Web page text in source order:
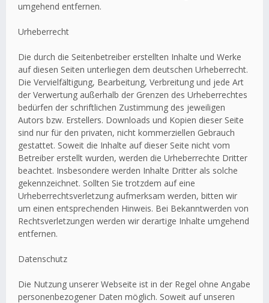
umgehend entfernen.
Urheberrecht
Die durch die Seitenbetreiber erstellten Inhalte und Werke
auf diesen Seiten unterliegen dem deutschen Urheberrecht.
Die Vervielfältigung, Bearbeitung, Verbreitung und jede Art
der Verwertung außerhalb der Grenzen des Urheberrechtes
bedürfen der schriftlichen Zustimmung des jeweiligen
Autors bzw. Erstellers. Downloads und Kopien dieser Seite
sind nur für den privaten, nicht kommerziellen Gebrauch
gestattet. Soweit die Inhalte auf dieser Seite nicht vom
Betreiber erstellt wurden, werden die Urheberrechte Dritter
beachtet. Insbesondere werden Inhalte Dritter als solche
gekennzeichnet. Sollten Sie trotzdem auf eine
Urheberrechtsverletzung aufmerksam werden, bitten wir
um einen entsprechenden Hinweis. Bei Bekanntwerden von
Rechtsverletzungen werden wir derartige Inhalte umgehend
entfernen.
Datenschutz
Die Nutzung unserer Webseite ist in der Regel ohne Angabe
personenbezogener Daten möglich. Soweit auf unseren